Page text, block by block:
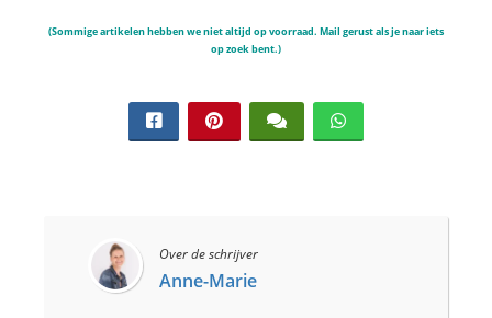
(Sommige artikelen hebben we niet altijd op voorraad. Mail gerust als je naar iets
op zoek bent.)
Over de schrijver
Anne-Marie